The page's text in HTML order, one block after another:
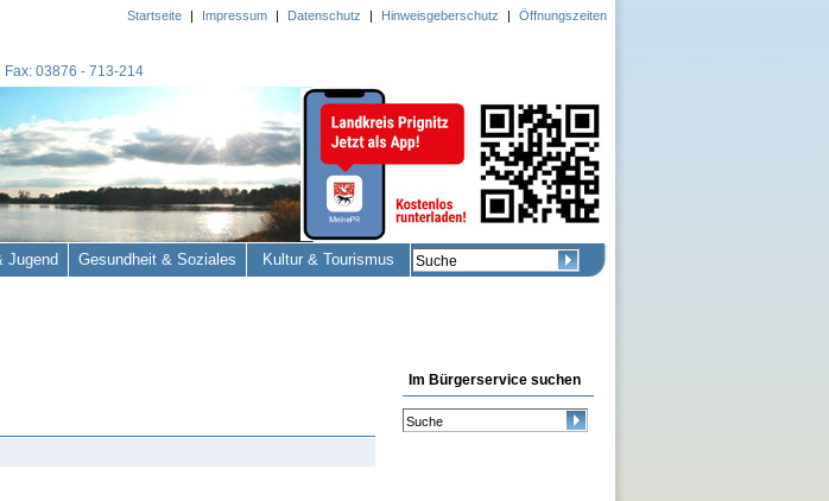
Im Bürgerservice suchen
03876 - 713-214
Startseite | Impressum | Datenschutz | Hinweisgeberschutz | Öffnungszeiten
Jugend Gesundheit & Soziales Kultur & Tourismus